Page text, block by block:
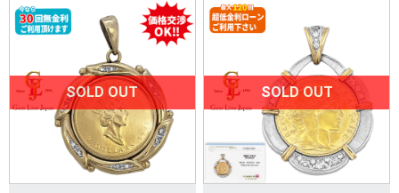
SOLD OUT SOLD OUT